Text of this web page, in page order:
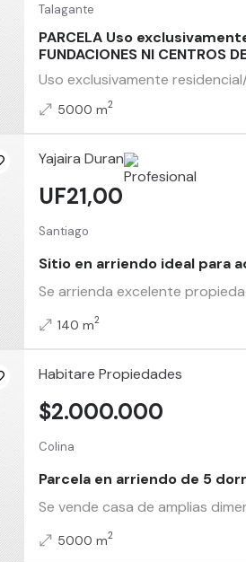
Talagante
PARCELA Uso
FUNDACIONES NI CENTROS
Uso exclusivamente residencial/
5000 m2
Yajaira Duran
Santiago
Sitio en arriendo ideal para
Se arrienda excelente
UF21,00
140 m2
Habitare Propiedades
Colina
Parcela en arriendo de 5
Se vende casa de amplias
$2.000.000
5000 m2